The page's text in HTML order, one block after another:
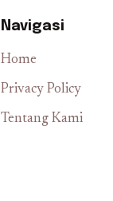
Navigasi
Home
Privacy Policy
Tentang Kami